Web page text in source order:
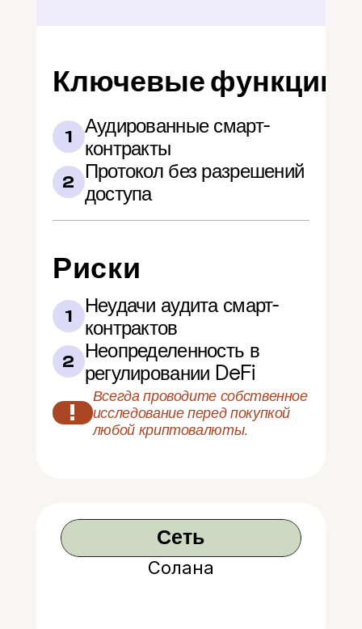
Ключевые функции
1
Аудированные смарт-
контракты
2
Протокол без разрешений
доступа
Риски
1
Неудачи аудита смарт-
контрактов
2
Неопределенность в
регулировании DeFi
!
Всегда проводите собственное
исследование перед покупкой
любой криптовалюты.
Сеть
Солана